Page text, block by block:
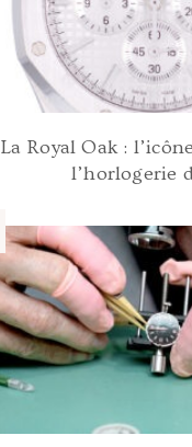
La Royal Oak :
l’horlogerie